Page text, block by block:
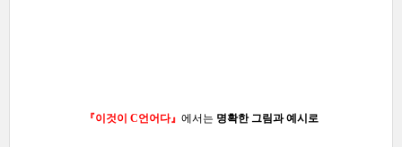
『이것이 C언어다』 에서는 명확한 그림과 예시로